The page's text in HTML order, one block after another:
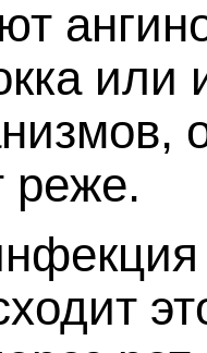
или
реже.